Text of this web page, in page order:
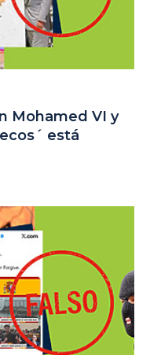
Mohamed VI y
está